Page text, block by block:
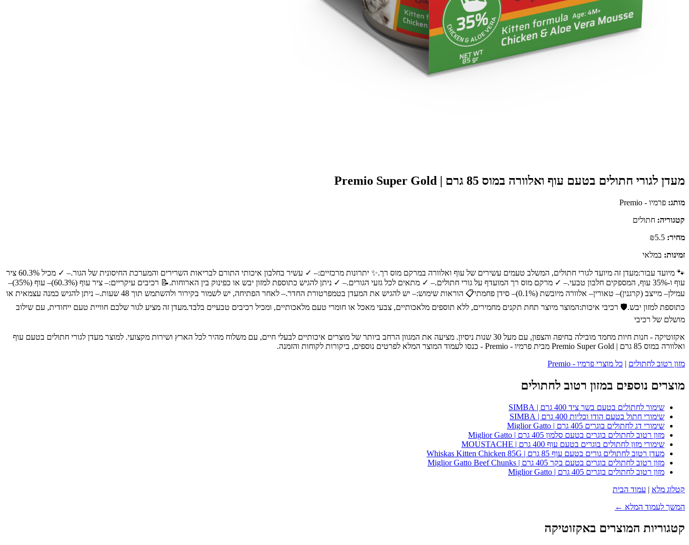
מעדן לגורי חתולים בטעם עוף ואלוורה במוס 85 גרם | Premio Super Gold
מותג: פרמיו - Premio
קטגוריה: חתולים
מחיר:
זמינות: במלאי
🐾 מיועד עבור:מעדן זה מיועד לגורי חתולים, המשלב טעמים עשירים של עוף ואלוורה במרקם מוס רך.✨ יתרונות מרכזיים:– ✓ עשיר בחלבון איכותי התורם לבריאות השרירים והמערכת החיסונית של הגור.– ✓ מכיל 60.3% ציר
עוף ו-35% עוף, המספקים חלבון טבעי.– ✓ מרקם מוס רך המועדף על גורי חתולים.– ✓ מתאים לכל גזעי הגורים.– ✓ ניתן להגיש כתוספת למזון יבש או כפינוק בין הארוחות.📝 רכיבים עיקריים:– ציר עוף (60.3%)– עוף (35%)–
עמילן– מייצב (קרגנין)– טאורין– אלוורה מיובשת (0.1%)– סידן פחמתי📋 הוראות שימוש:– יש להגיש את המעדן בטמפרטורת החדר.– לאחר הפתיחה, יש לשמור בקירור ולהשתמש תוך 48 שעות.– ניתן להגיש כמנה עצמאית או
כתוספת למזון יבש.🛡️ רכיבי איכות:המוצר מיוצר תחת תקנים מחמירים, ללא תוספים מלאכותיים, צבעי מאכל או חומרי טעם מלאכותיים, ומכיל רכיבים טבעיים בלבד.מעדן זה מציע לגור שלכם חוויית טעם ייחודית, עם שילוב
מושלם של רכיבי
אקזוטיקה - חנות חיות מחמד מובילה בחיפה והצפון, עם מעל 30 שנות ניסיון. מציעה את המגוון הרחב ביותר של מוצרים איכותיים לבעלי חיים, עם משלוח מהיר לכל הארץ ושירות מקצועי. למוצר מעדן לגורי חתולים בטעם עוף
ואלוורה במוס 85 גרם | Premio Super Gold מבית פרמיו - Premio - כנסו לעמוד המוצר המלא לפרטים נוספים, ביקורות לקוחות והזמנה.
מזון רטוב לחתולים | כל מוצרי פרמיו - Premio
מוצרים נוספים במזון רטוב לחתולים
שימור לחתולים בטעם בשר ציד 400 גרם | SIMBA
שימורי חתול בטעם הודו וכליות 400 גרם | SIMBA
שימורי דג לחתולים בוגרים 405 גרם | Miglior Gatto
מזון רטוב לחתולים בוגרים בטעם סלמון 405 גרם | Miglior Gatto
שימורי מזון לחתולים בוגרים בטעם עוף 400 גרם | MOUSTACHE
מעדן רטוב לחתולים גורים בטעם עוף 85 גרם | Whiskas Kitten Chicken 85G
מזון רטוב לחתולים בוגרים בטעם בקר 405 גרם | Miglior Gatto Beef Chunks
מזון רטוב לחתולים בוגרים 405 גרם | Miglior Gatto
קטלוג מלא | עמוד הבית
המשך לעמוד המלא ←
קטגוריות המוצרים באקזוטיקה